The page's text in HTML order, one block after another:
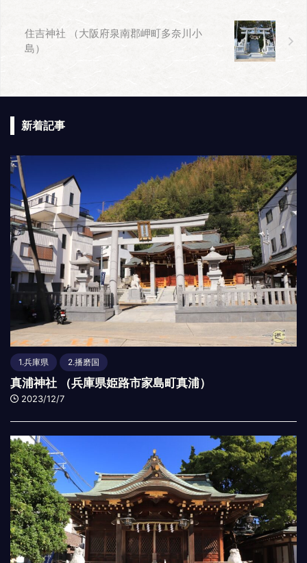
住吉神社 （大阪府泉南郡岬町多奈川小
島）
新着記事
1.兵庫県 2.播磨国
真浦神社 （兵庫県姫路市家島町真浦）
2023/12/7